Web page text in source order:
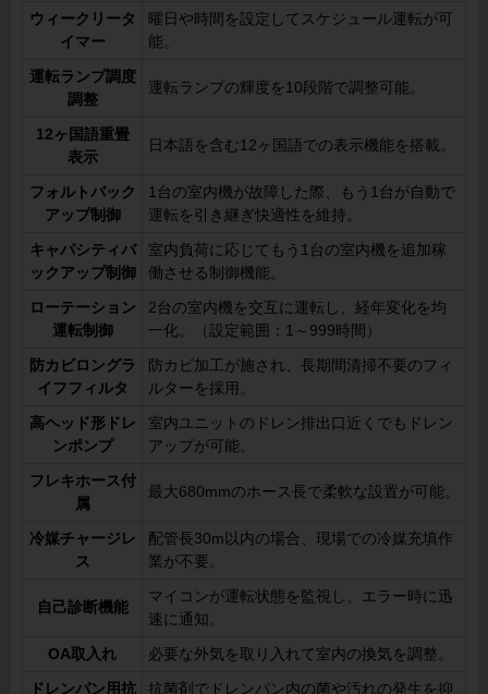
ウィークリータ
イマー
曜日や時間を設定してスケジュール運転が可
能。
運転ランプ調度
調整
運転ランプの輝度を10段階で調整可能。
12ヶ国語重畳
表示
日本語を含む12ヶ国語での表示機能を搭載。
フォルトバック
アップ制御
1台の室内機が故障した際、もう1台が自動で
運転を引き継ぎ快適性を維持。
キャパシティバ
ックアップ制御
室内負荷に応じてもう1台の室内機を追加稼
働させる制御機能。
ローテーション
運転制御
2台の室内機を交互に運転し、経年変化を均
一化。（設定範囲：1～999時間）
防カビロングラ
イフフィルタ
防カビ加工が施され、長期間清掃不要のフィ
ルターを採用。
高ヘッド形ドレ
ンポンプ
室内ユニットのドレン排出口近くでもドレン
アップが可能。
フレキホース付
属
最大680mmのホース長で柔軟な設置が可能。
冷媒チャージレ
ス
配管長30m以内の場合、現場での冷媒充填作
業が不要。
自己診断機能
マイコンが運転状態を監視し、エラー時に迅
速に通知。
OA取入れ 必要な外気を取り入れて室内の換気を調整。
ドレンパン用抗 抗菌剤でドレンパン内の菌や汚れの発生を抑